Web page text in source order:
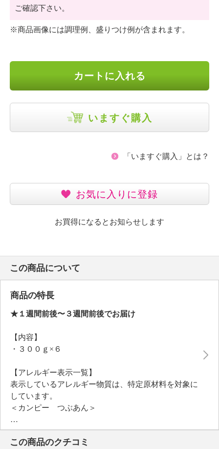
ご確認下さい。
※商品画像には調理例、盛りつけ例が含まれます。
カートに入れる
いますぐ購入
「いますぐ購入」とは？
お気に入りに登録
お買得になるとお知らせします
この商品について
商品の特長
★１週間前後〜３週間前後でお届け
【内容】
・３００ｇ×６
【アレルギー表示一覧】
表示しているアレルギー物質は、特定原材料を対象に
しています。
＜カンピー つぶあん＞
■アレルギー表示：なし
■コンタミネーション注意喚起表示：なし
この商品のクチコミ